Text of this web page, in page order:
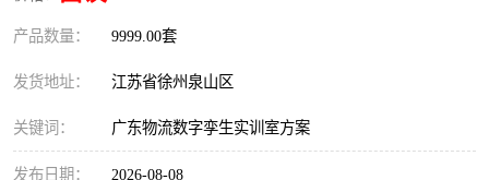
产品数量： 9999.00套
发货地址： 江苏省徐州泉山区
关键词： 广东物流数字孪生实训室方案
发布日期： 2026-08-08